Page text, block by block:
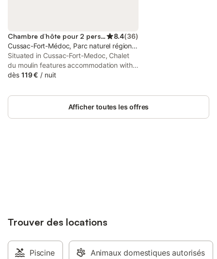
Chambre d’hôte pour 2 personnes 8.4(36)
Cussac-Fort-Médoc, Parc naturel régional du Médoc
Situated in Cussac-Fort-Medoc, Chalet
du moulin features accommodation with
private pool, free WiFi and free private
dès 119 € / nuit
Afficher toutes les offres
Trouver des locations
Piscine Animaux domestiques autorisés